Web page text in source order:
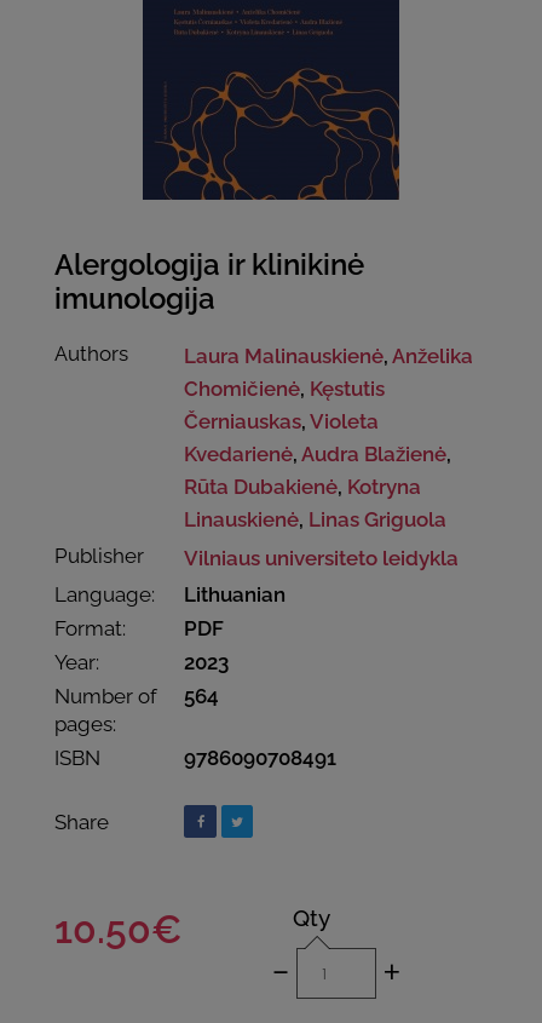
Alergologija ir klinikinė
imunologija
Authors Laura Malinauskienė,Anželika
Chomičienė, Kęstutis
Černiauskas,Violeta
Kvedarienė,Audra Blažienė,
Rūta Dubakienė, Kotryna
Linauskienė, Linas Griguola
Publisher
Vilniaus universiteto leidykla
Language:
Lithuanian
Format:
PDF
Year:
2023
Number of
pages:
564
ISBN 9786090708491
Share
10.50€ Qty
- +